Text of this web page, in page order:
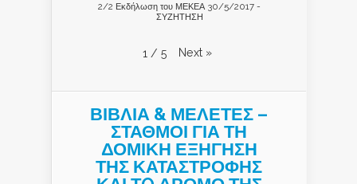
2/2 Εκδήλωση του ΜΕΚΕΑ 30/5/2017 -
ΣΥΖΗΤΗΣΗ
1 / 5 Next »
ΒΙΒΛΙΑ & ΜΕΛΕΤΕΣ –
ΣΤΑΘΜΟΙ ΓΙΑ ΤΗ
ΔΟΜΙΚΗ ΕΞΗΓΗΣΗ
ΤΗΣ ΚΑΤΑΣΤΡΟΦΗΣ